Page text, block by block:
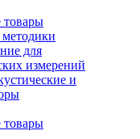
товары
для
измерений
и
товары